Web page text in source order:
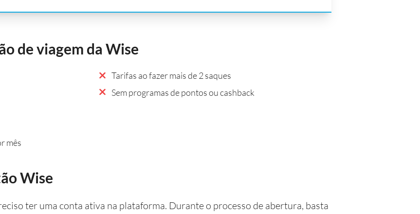
de viagem da Wise
mês
Tarifas ao fazer mais de 2 saques
Sem programas de pontos ou cashback
Wise
ter uma conta ativa na plataforma. Durante o processo de abertura, basta